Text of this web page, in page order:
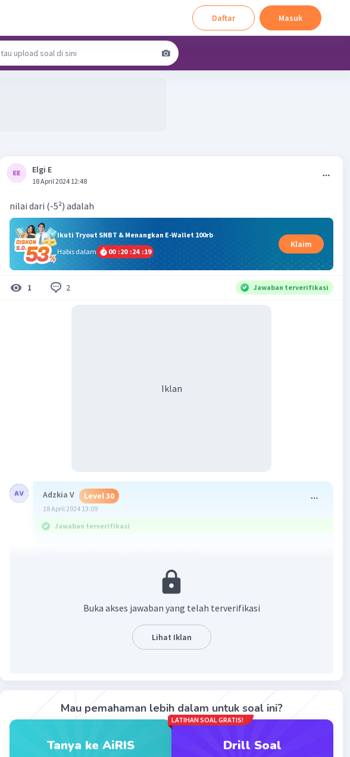
Daftar Masuk
Elgi E
18 April 2024 12:48
nilai dari (-5²) adalah
Ikuti Tryout SNBT & Menangkan E-Wallet 100rb
Habis dalam
00 :20 :24 :18
Klaim
1 2 Jawaban terverifikasi
Iklan
Adzkia V Level 30
18 April 2024 13:09
Jawaban terverifikasi
Balas
Beri Rating Balas
Buka akses jawaban yang telah terverifikasi
Lihat Iklan
Mau pemahaman lebih dalam untuk soal ini?
Tanya ke AiRIS
LATIHAN SOAL GRATIS!
Drill Soal